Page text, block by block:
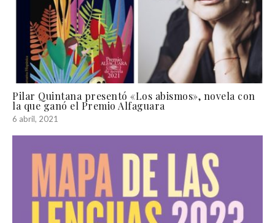
Pilar Quintana presentó «Los abismos», novela con
la que ganó el Premio Alfaguara
6 abril, 2021